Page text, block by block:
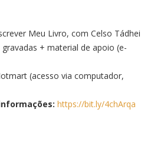
Meu Livro, com Celso Tádhei
gravadas + material de apoio (e-
(acesso via computador,
https://bit.ly/4chArqa